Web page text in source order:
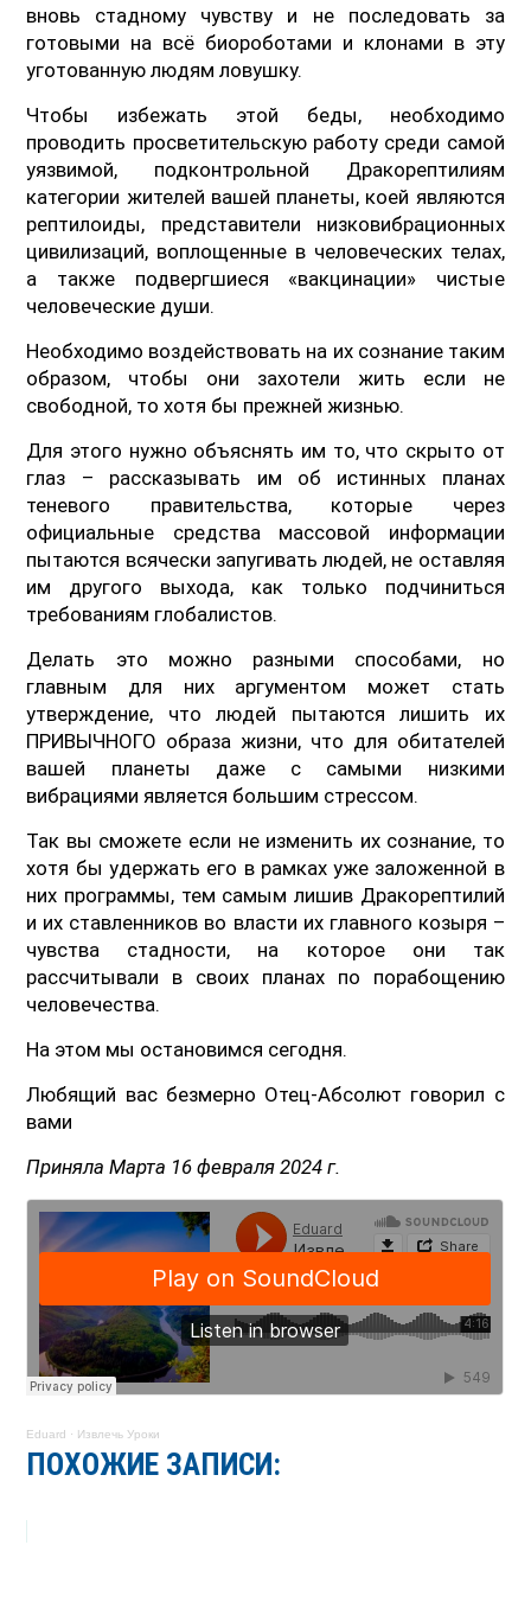
вновь стадному чувству и не последовать за
готовыми на всё биороботами и клонами в эту
уготованную людям ловушку.
Чтобы избежать этой беды, необходимо
проводить просветительскую работу среди самой
уязвимой, подконтрольной Дракорептилиям
категории жителей вашей планеты, коей являются
рептилоиды, представители низковибрационных
цивилизаций, воплощенные в человеческих телах,
а также подвергшиеся «вакцинации» чистые
человеческие души.
Необходимо воздействовать на их сознание таким
образом, чтобы они захотели жить если не
свободной, то хотя бы прежней жизнью.
Для этого нужно объяснять им то, что скрыто от
глаз – рассказывать им об истинных планах
теневого правительства, которые через
официальные средства массовой информации
пытаются всячески запугивать людей, не оставляя
им другого выхода, как только подчиниться
требованиям глобалистов.
Делать это можно разными способами, но
главным для них аргументом может стать
утверждение, что людей пытаются лишить их
ПРИВЫЧНОГО образа жизни, что для обитателей
вашей планеты даже с самыми низкими
вибрациями является большим стрессом.
Так вы сможете если не изменить их сознание, то
хотя бы удержать его в рамках уже заложенной в
них программы, тем самым лишив Дракорептилий
и их ставленников во власти их главного козыря –
чувства стадности, на которое они так
рассчитывали в своих планах по порабощению
человечества.
На этом мы остановимся сегодня.
Любящий вас безмерно Отец-Абсолют говорил с
вами
Приняла Марта 16 февраля 2024 г.
Eduard · Извлечь Уроки
ПОХОЖИЕ ЗАПИСИ: